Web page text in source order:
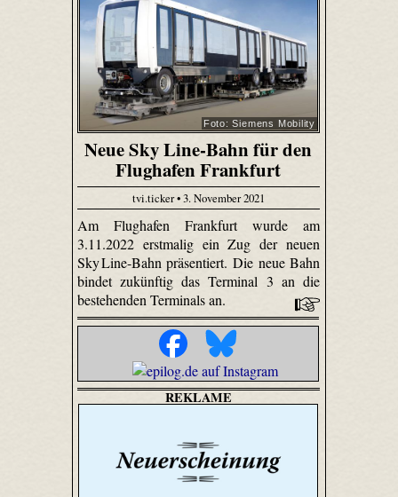
Foto: Siemens Mobility
Neue Sky Line-Bahn für den
Flughafen Frankfurt
tvi.ticker • 3. November 2021
Am Flughafen Frankfurt wurde am
3.11.2022 erstmalig ein Zug der neuen
Sky Line-Bahn präsentiert. Die neue Bahn
bindet zukünftig das Terminal 3 an die
bestehenden Terminals an.
REKLAME